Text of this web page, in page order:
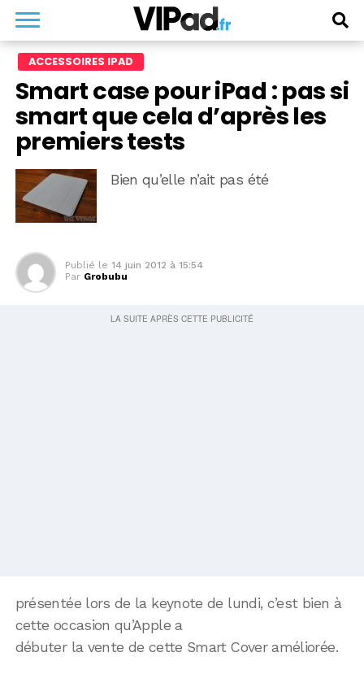
ACCESSOIRES IPAD
Smart case pour iPad : pas si
smart que cela d’après les
premiers tests
Bien qu’elle n’ait pas été
Publié le 14 juin 2012 à 15:54
Par Grobubu
présentée lors de la keynote de lundi, c’est bien à
cette occasion qu’Apple a
débuter la vente de cette Smart Cover améliorée.